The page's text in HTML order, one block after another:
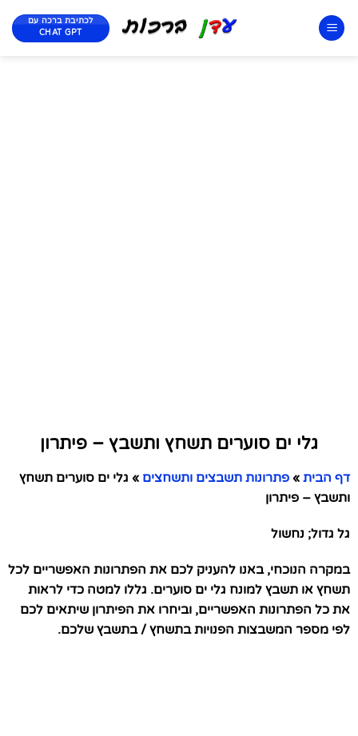
לכתיבת ברכה עם
CHAT GPT
גלי ים סוערים תשחץ ותשבץ – פיתרון
דף הבית » פתרונות תשבצים ותשחצים » גלי ים סוערים תשחץ
ותשבץ – פיתרון
גל גדול; נחשול
במקרה הנוכחי, באנו להעניק לכם את הפתרונות האפשריים לכל
תשחץ או תשבץ למונח גלי ים סוערים. גללו למטה כדי לראות
את כל הפתרונות האפשריים, וביחרו את הפיתרון שיתאים לכם
לפי מספר המשבצות הפנויות בתשחץ / בתשבץ שלכם.